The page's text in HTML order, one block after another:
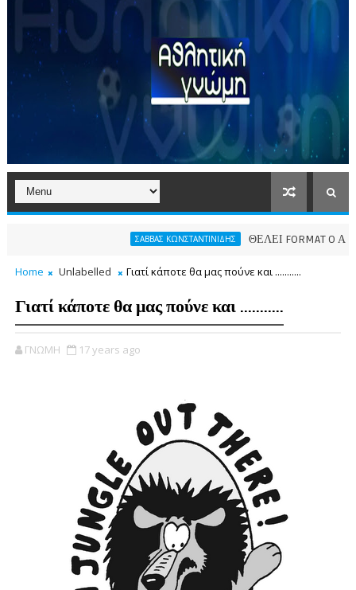
ΣΑΒΒΑΣ ΚΩΝΣΤΑΝΤΙΝΙΔΗΣ ΘΕΛΕΙ FORMAT O ΑΡΗΣ
Home Unlabelled Γιατί κάποτε θα μας πούνε και ...........
Γιατί κάποτε θα μας πούνε και ...........
ΓΝΩΜΗ 17 years ago